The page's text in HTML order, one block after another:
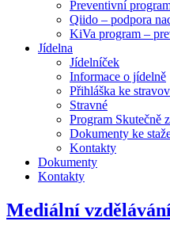
Preventivní
Qiido – podpora
KiVa program –
Jídelna
Jídelníček
Informace o jídelně
Přihláška ke
Stravné
Program Skutečně
Dokumenty ke
Kontakty
Dokumenty
Kontakty
Mediální